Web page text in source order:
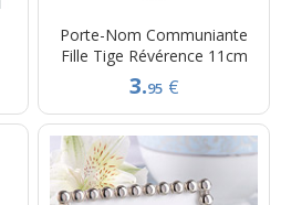
Porte-Nom Communiante
Fille Tige Révérence 11cm
3.95 €